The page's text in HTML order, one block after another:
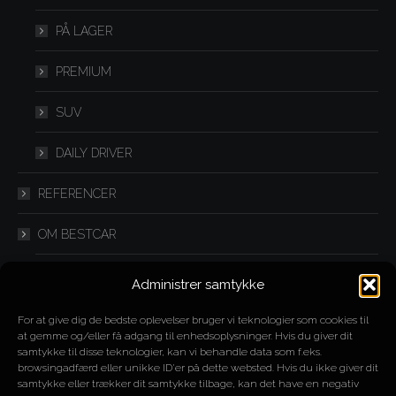
Administrer samtykke
For at give dig de bedste oplevelser bruger vi teknologier som cookies til
at gemme og/eller få adgang til enhedsoplysninger. Hvis du giver dit
samtykke til disse teknologier, kan vi behandle data som f.eks.
browsingadfærd eller unikke ID'er på dette websted. Hvis du ikke giver dit
samtykke eller trækker dit samtykke tilbage, kan det have en negativ
PÅ LAGER
PREMIUM
SUV
DAILY DRIVER
REFERENCER
OM BESTCAR
IMPORT
SPLITLEASING